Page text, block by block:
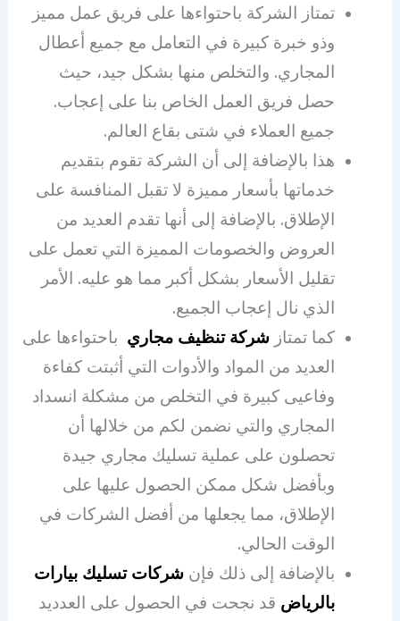
تمتاز الشركة باحتواءها على فريق عمل مميز
وذو خبرة كبيرة في التعامل مع جميع أعطال
المجاري. والتخلص منها بشكل جيد، حيث
حصل فريق العمل الخاص بنا على إعجاب.
جميع العملاء في شتى بقاع العالم.
هذا بالإضافة إلى أن الشركة تقوم بتقديم
خدماتها بأسعار مميزة لا تقبل المنافسة على
الإطلاق. بالإضافة إلى أنها تقدم العديد من
العروض والخصومات المميزة التي تعمل على
تقليل الأسعار بشكل أكبر مما هو عليه. الأمر
الذي نال إعجاب الجميع.
كما تمتاز شركة تنظيف مجاري باحتواءها على
العديد من المواد والأدوات التي أثبتت كفاءة
وفاعيى كبيرة في التخلص من مشكلة انسداد
المجاري والتي نضمن لكم من خلالها أن
تحصلون على عملية تسليك مجاري جيدة
وبأفضل شكل ممكن الحصول عليها على
الإطلاق، مما يجعلها من أفضل الشركات في
الوقت الحالي.
بالإضافة إلى ذلك فإن شركات تسليك بيارات
بالرياض قد نجحت في الحصول على العدديد